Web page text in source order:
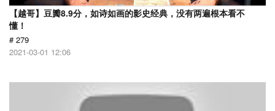
【越哥】豆瓣8.9分，如诗如画的影史经典，没有两遍根本看不
懂！
# 279
2021-03-01 12:06